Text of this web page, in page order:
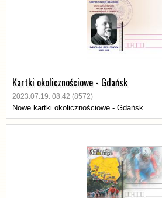
Kartki okolicznościowe - Gdańsk
2023.07.19. 08:42 (8572)
Nowe kartki okolicznościowe - Gdańsk